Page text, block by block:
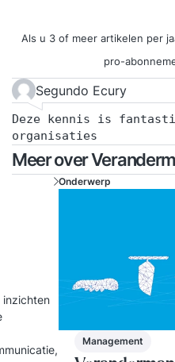
Als u 3 of meer artikelen per
pro-
Segundo Ecury
Deze kennis is
organisaties
Meer over
inzichten
Onderwerp
Management